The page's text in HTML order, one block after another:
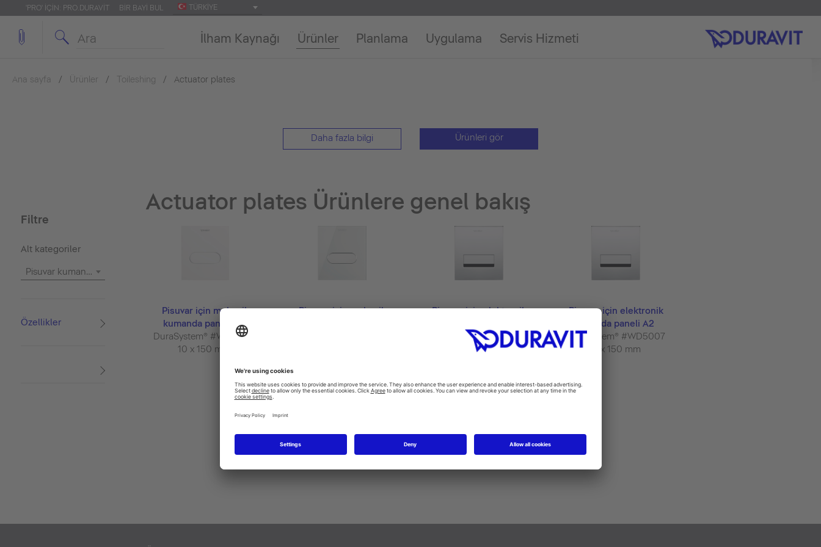
'PRO' IÇIN: PRO.DURAVIT BIR BAYI BUL TÜRKIYE
İlham Kaynağı Ürünler Planlama Uygulama Servis Hizmeti
Ana sayfa Ürünler Toileshing Actuator plates
Daha fazla bilgi Ürünleri gör
Filtre
Alt kategoriler
Pisuvar kumanda panelleri
Özellikler
Actuator plates Ürünlere genel bakış
Pisuvar için mekanik
kumanda paneli A1
DuraSystem® #WD5004
10 x 150 mm
Pisuvar için mekanik
Pisuvar için elektronik
DuraSystem® #WD5006
10 x 150 mm
Pisuvar için elektronik
kumanda paneli A2
DuraSystem® #WD5007
10 x 150 mm